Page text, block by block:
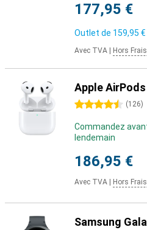
177,95 €
Outlet de 159,95 €
Avec TVA Hors
Apple
4.5 étoiles (126)
Commandez
lendemain
186,95 €
Avec TVA Hors
Samsung